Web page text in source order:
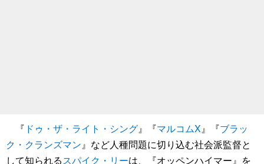
『 ドゥ・ザ・ライト・シング』『マルコムX 』『ブラッ
ク・クランズマン 』など人種問題に切り込む社会派監督と
して知られるスパイク・リーは、『オッペンハイマー』を